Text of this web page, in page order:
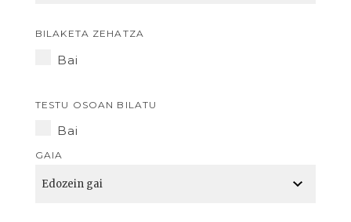
BILAKETA ZEHATZA
Bai
TESTU OSOAN BILATU
Bai
GAIA